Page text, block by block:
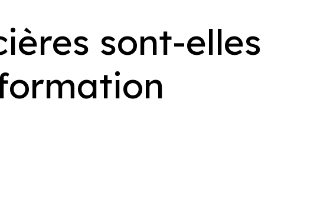
sont-elles